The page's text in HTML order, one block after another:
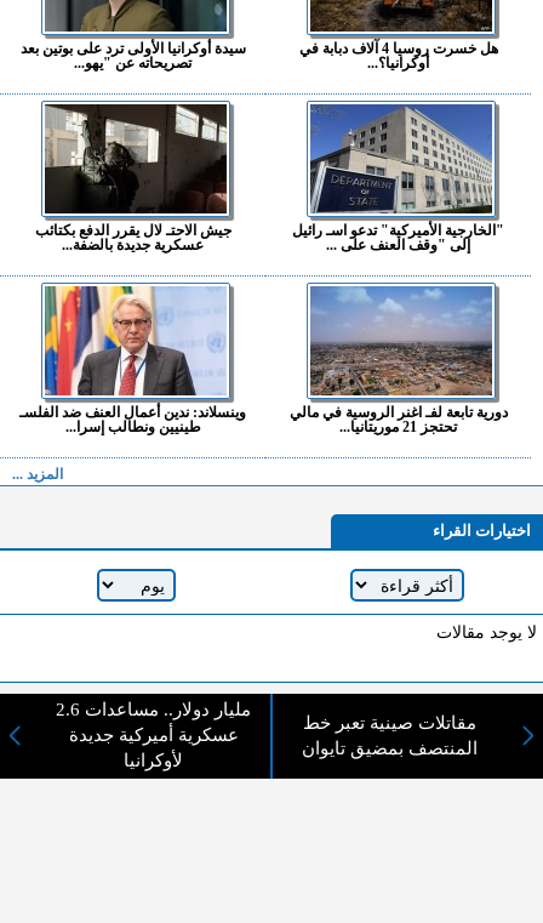
هل خسرت روسيا 4 آلاف دبابة في
أوكرانيا؟...
سيدة أوكرانيا الأولى ترد على بوتين بعد
تصريحاته عن "يهو...
"الخارجية الأميركية" تدعو اسـ رائيل
إلى "وقف العنف على ...
جيش الاحتـ لال يقرر الدفع بكتائب
عسكرية جديدة بالضفة...
دورية تابعة لفـ اغنر الروسية في مالي
تحتجز 21 موريتانيا...
وينسلاند: ندين أعمال العنف ضد الفلسـ
طينيين ونطالب إسرا...
المزيد ...
اختيارات القراء
لا يوجد مقالات
مقاتلات صينية تعبر خط
المنتصف بمضيق تايوان
2.6 مليار دولار.. مساعدات
عسكرية أميركية جديدة
لأوكرانيا
لا مانع من الإقتباس وإعادة النشر شريط ذكر المصدر ( المدينة نيوز ) - الآراء والتعليقات
المنشورة تعبر عن رأي أصحابها فقط